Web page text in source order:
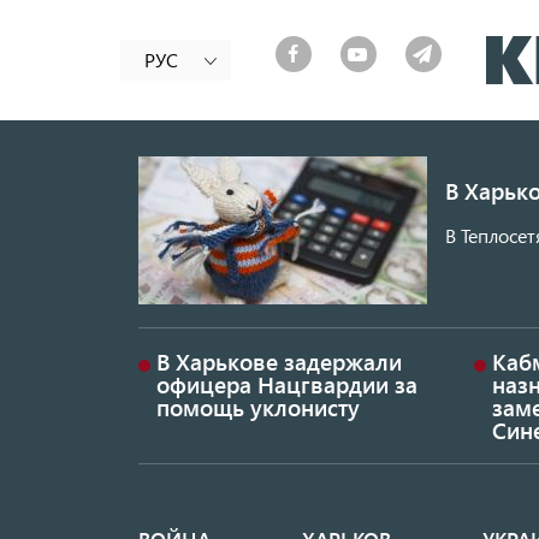
РУС
В
В
В Харькове задержали
офицера Нацгвардии за
помощь уклонисту